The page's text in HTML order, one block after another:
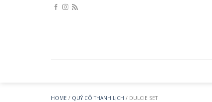
HOME / QUÝ CÔ THANH LỊCH / DULCIE SET